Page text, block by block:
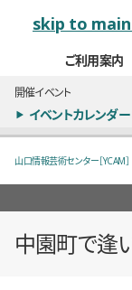
skip to
ご利用案内
開催イベント
イベントカレンダー
山口情報芸術センター［YCAM］
中園町で逢